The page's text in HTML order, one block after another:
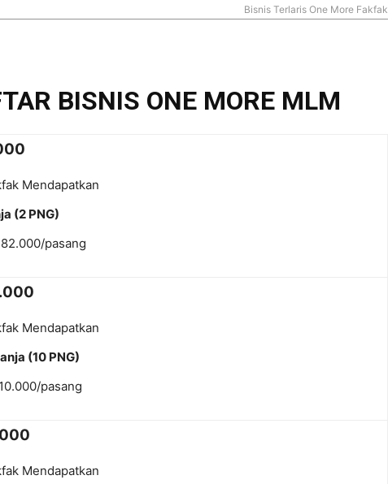
Bisnis Terlaris One More Fakfak
BISNIS ONE MORE MLM
Mendapatkan
(2 PNG)
pasang
Mendapatkan
(10 PNG)​
pasang
Mendapatkan